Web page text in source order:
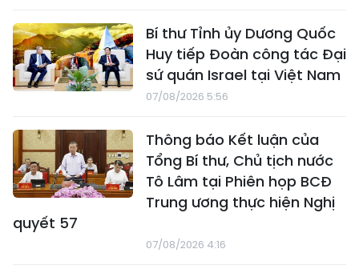
Bí thư Tỉnh ủy Dương Quốc
Huy tiếp Đoàn công tác Đại
sứ quán Israel tại Việt Nam
07/08/2026 5:56
Thông báo Kết luận của
Tổng Bí thư, Chủ tịch nước
Tô Lâm tại Phiên họp BCĐ
Trung ương thực hiện Nghị
quyết 57
07/08/2026 4:16